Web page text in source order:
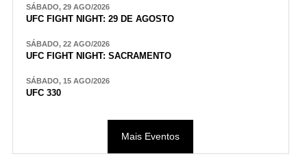
SÁBADO, 29 AGO/2026
UFC FIGHT NIGHT: 29 DE AGOSTO
SÁBADO, 22 AGO/2026
UFC FIGHT NIGHT: SACRAMENTO
SÁBADO, 15 AGO/2026
UFC 330
Mais Eventos